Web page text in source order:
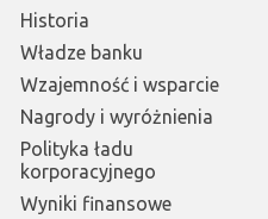
Historia
Władze banku
Wzajemność i wsparcie
Nagrody i wyróżnienia
Polityka ładu
korporacyjnego
Wyniki finansowe